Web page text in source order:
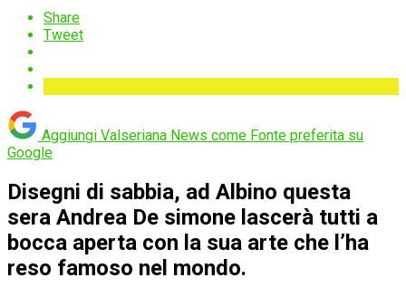
Share
Tweet
Aggiungi Valseriana News come Fonte preferita su
Google
Disegni di sabbia, ad Albino questa
sera Andrea De simone lascerà tutti a
bocca aperta con la sua arte che l’ha
reso famoso nel mondo.